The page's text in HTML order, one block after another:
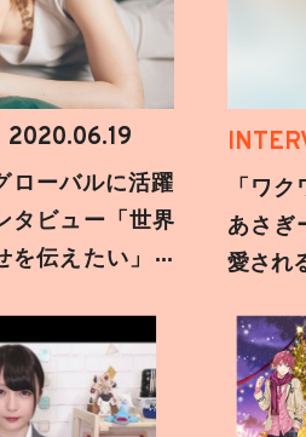
2020.06.19
ローバルに活躍
タビュー「世界
を伝えたい」新
「ワ
あさぎ
愛され